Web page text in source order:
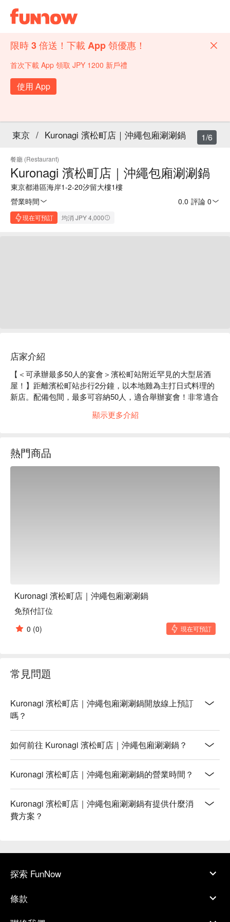
限時 3 倍送！下載 App 領優惠！
首次下載 App 領取 JPY 1200 新戶禮
使用 App
東京 / Kuronagi 濱松町店｜沖繩包廂涮涮鍋
餐廳 (Restaurant)
Kuronagi 濱松町店｜沖繩包廂涮涮鍋
東京都港區海岸1-2-20汐留大樓1樓
營業時間
0.0 評論 0
現在可預訂 均消 JPY 4,000
1/6
店家介紹
【＜可承辦最多50人的宴會＞濱松町站附近罕見的大型居酒
屋！】距離濱松町站步行2分鐘，以本地雞為主打日式料理的
新店。配備包間，最多可容納50人，適合舉辦宴會！非常適合
氣菜！店長推薦的「特製黑薙套餐」和主廚推薦的「享樂套餐
顯示更多介紹
熱門商品
Kuronagi 濱松町店｜沖繩包廂涮涮鍋
免預付訂位
0 (0) 現在可預訂
常見問題
Kuronagi 濱松町店｜沖繩包廂涮涮鍋開放線上預訂
嗎？
如何前往 Kuronagi 濱松町店｜沖繩包廂涮涮鍋？
Kuronagi 濱松町店｜沖繩包廂涮涮鍋的營業時間？
Kuronagi 濱松町店｜沖繩包廂涮涮鍋有提供什麼消
費方案？
探索 FunNow
條款